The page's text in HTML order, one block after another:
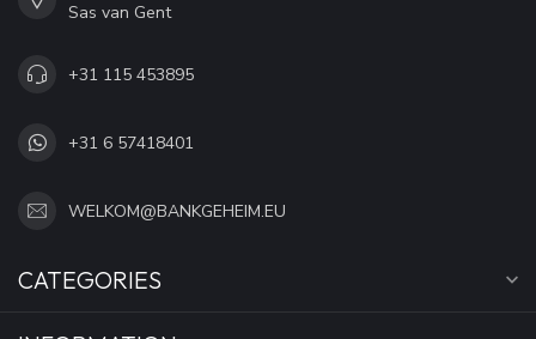
Sas van Gent
+31 115 453895
+31 6 57418401
WELKOM@BANKGEHEIM.EU
CATEGORIES